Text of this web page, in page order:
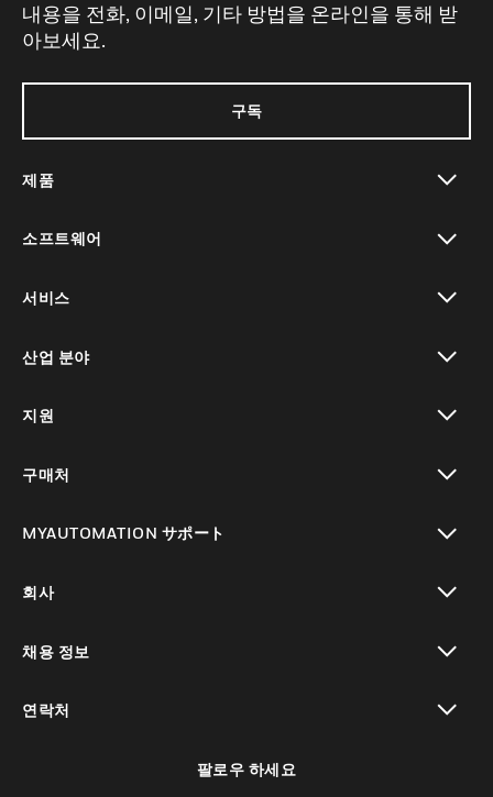
내용을 전화, 이메일, 기타 방법을 온라인을 통해 받
아보세요.
구독
제품
소프트웨어
서비스
산업 분야
지원
구매처
MYAUTOMATION サポート
회사
채용 정보
연락처
팔로우 하세요